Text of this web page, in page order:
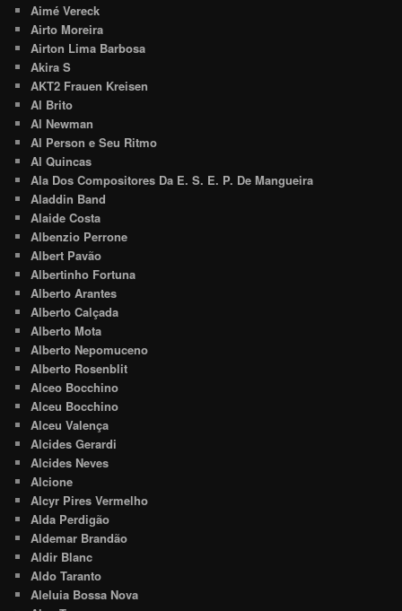
Aimé Vereck
Airto Moreira
Airton Lima Barbosa
Akira S
AKT2 Frauen Kreisen
Al Brito
Al Newman
Al Person e Seu Ritmo
Al Quincas
Ala Dos Compositores Da E. S. E. P. De Mangueira
Aladdin Band
Alaide Costa
Albenzio Perrone
Albert Pavão
Albertinho Fortuna
Alberto Arantes
Alberto Calçada
Alberto Mota
Alberto Nepomuceno
Alberto Rosenblit
Alceo Bocchino
Alceu Bocchino
Alceu Valença
Alcides Gerardi
Alcides Neves
Alcione
Alcyr Pires Vermelho
Alda Perdigão
Aldemar Brandão
Aldir Blanc
Aldo Taranto
Aleluia Bossa Nova